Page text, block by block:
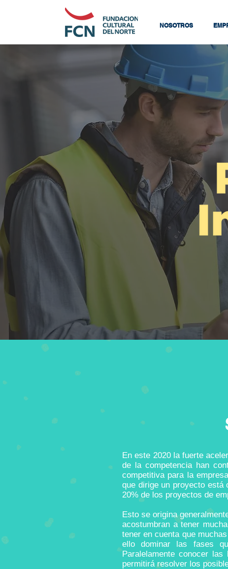
NOSOTROS
En este 2020 la fuerte
de la competencia han
competitiva para la
que dirige un proyecto está
20% de los proyectos de
Esto se origina
acostumbran a tener
tener en cuenta que
ello dominar las fases
Paralelamente conocer
permitirá resolver los